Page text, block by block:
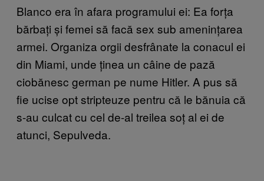
Blanco era în afara programului ei: Ea forța
bărbați și femei să facă sex sub amenințarea
armei. Organiza orgii desfrânate la conacul ei
din Miami, unde ținea un câine de pază
ciobănesc german pe nume Hitler. A pus să
fie ucise opt stripteuze pentru că le bănuia că
s-au culcat cu cel de-al treilea soț al ei de
atunci, Sepulveda.